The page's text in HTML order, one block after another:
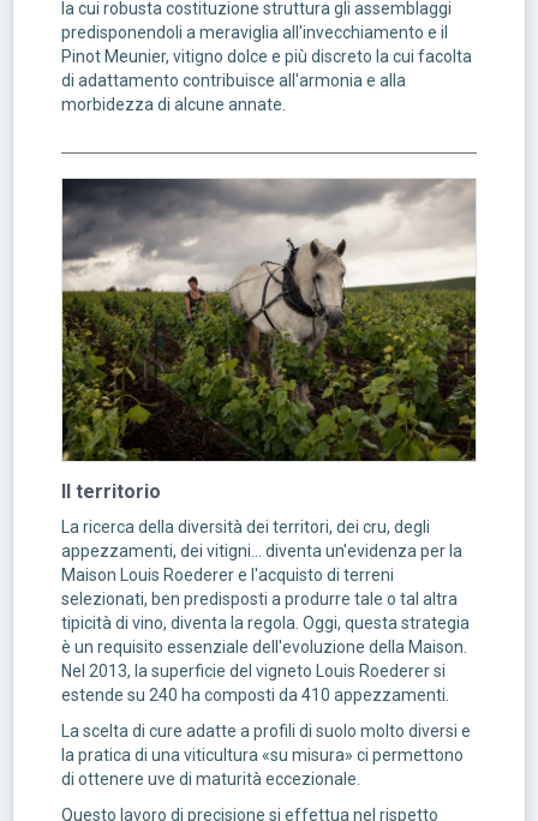
la cui robusta costituzione struttura gli assemblaggi
predisponendoli a meraviglia all'invecchiamento e il
Pinot Meunier, vitigno dolce e più discreto la cui facolta
di adattamento contribuisce all'armonia e alla
morbidezza di alcune annate.
Il territorio
La ricerca della diversità dei territori, dei cru, degli
appezzamenti, dei vitigni... diventa un'evidenza per la
Maison Louis Roederer e l'acquisto di terreni
selezionati, ben predisposti a produrre tale o tal altra
tipicità di vino, diventa la regola. Oggi, questa strategia
è un requisito essenziale dell'evoluzione della Maison.
Nel 2013, la superficie del vigneto Louis Roederer si
estende su 240 ha composti da 410 appezzamenti.
La scelta di cure adatte a profili di suolo molto diversi e
la pratica di una viticultura «su misura» ci permettono
di ottenere uve di maturità eccezionale.
Questo lavoro di precisione si effettua nel rispetto